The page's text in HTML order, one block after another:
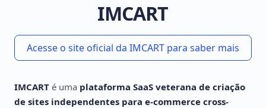
IMCART
Acesse o site oficial da IMCART para saber mais
IMCART é uma plataforma SaaS veterana de criação
de sites independentes para e-commerce cross-